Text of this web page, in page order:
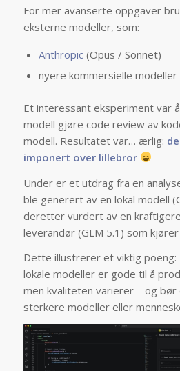
For mer avanserte oppgaver
eksterne modeller, som:
Anthropic(Opus / Sonnet)
nyere kommersielle modeller
Et interessant eksperiment var
modell gjøre code review av
modell. Resultatet var… ærlig:
imponert over lillebror
Under er et utdrag fra en
ble generert av en lokal modell
deretter vurdert av en
leverandør (GLM 5.1) som kjører
Dette illustrerer et viktig poeng:
lokale modeller er gode til å
men kvaliteten varierer – og
sterkere modeller eller